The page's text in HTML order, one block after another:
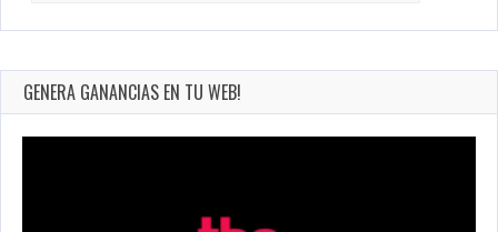
GENERA GANANCIAS EN TU WEB!